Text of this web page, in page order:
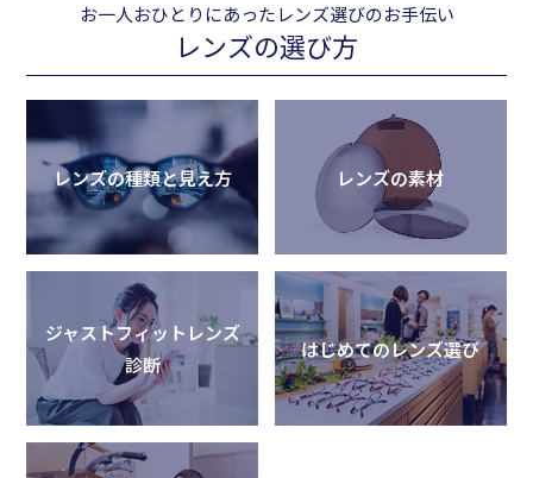
お一人おひとりにあったレンズ選びのお手伝い
レンズの選び方
レンズの種類と見え方 レンズの素材
ジャストフィットレンズ
診断
はじめてのレンズ選び